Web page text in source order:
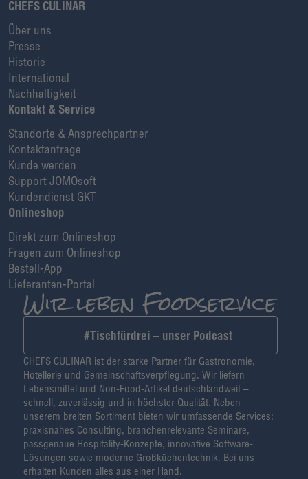
CHEFS CULINAR
Über uns
Presse
Historie
International
Nachhaltigkeit
Kontakt & Service
Standorte & Ansprechpartner
Kontaktanfrage
Kunde werden
Support JOMOsoft
Kundendienst GKT
Onlineshop
Direkt zum Onlineshop
Fragen zum Onlineshop
Bestell-App
Lieferanten-Portal
#Tischfürdrei – unser Podcast
CHEFS CULINAR ist der starke Partner für Gastronomie,
Hotellerie und Gemeinschaftsverpflegung. Wir liefern
Lebensmittel und Non-Food-Artikel deutschlandweit –
schnell, zuverlässig und in höchster Qualität. Neben
unserem breiten Sortiment bieten wir umfassende Services:
praxisnahes Consulting, branchenrelevante Seminare,
passgenaue Hospitality-Konzepte, innovative Software-
Lösungen sowie moderne Großküchentechnik. Bei uns
erhalten Kunden alles aus einer Hand.